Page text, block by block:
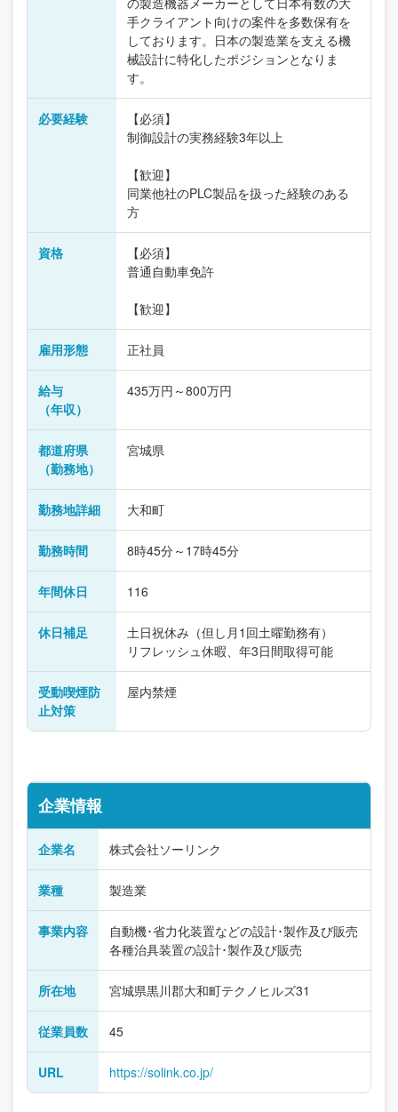
手クライアント向けの案件を多数保有を
しております。日本の製造業を支える機
械設計に特化したポジションとなりま
す。
必要経験
【必須】
制御設計の実務経験3年以上
【歓迎】
同業他社のPLC製品を扱った経験のある
方
資格
【必須】
普通自動車免許
【歓迎】
雇用形態 正社員
給与
（年収）
435万円～800万円
都道府県
（勤務地）
宮城県
勤務地詳細 大和町
勤務時間 8時45分～17時45分
年間休日 116
休日補足
土日祝休み（但し月1回土曜勤務有）
リフレッシュ休暇、年3日間取得可能
受動喫煙防
止対策
屋内禁煙
企業情報
企業名 株式会社ソーリンク
業種 製造業
事業内容
自動機･省力化装置などの設計･製作及び販売
各種治具装置の設計･製作及び販売
所在地 宮城県黒川郡大和町テクノヒルズ31
従業員数 45
URL https://solink.co.jp/